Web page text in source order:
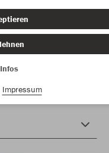
Footwear
Impressum